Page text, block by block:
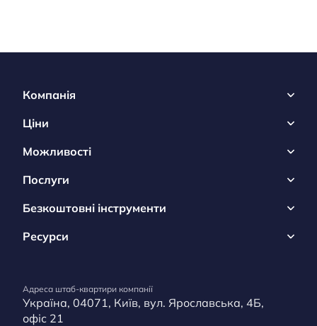
Компанія
Ціни
Можливості
Послуги
Безкоштовні інструменти
Ресурси
Адреса штаб-квартири компанії
Україна, 04071, Київ, вул. Ярославська, 4Б,
офіс 21